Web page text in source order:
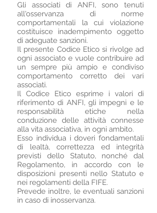
Gli associati di ANFI, sono tenuti
all'osservanza di norme
comportamentali la cui violazione
costituisce inadempimento oggetto
di adeguate sanzioni.
Il presente Codice Etico si rivolge ad
ogni associato e vuole contribuire ad
un sempre più ampio e condiviso
comportamento corretto dei vari
associati.
Il Codice Etico esprime i valori di
riferimento di ANFI, gli impegni e le
responsabilità etiche nella
conduzione delle attività connesse
alla vita associativa, in ogni ambito.
Esso individua i doveri fondamentali
di lealtà, correttezza ed integrità
previsti dello Statuto, nonché dal
Regolamento, in accordo con le
disposizioni presenti nello Statuto e
nei regolamenti della FIFE.
Prevede inoltre, le eventuali sanzioni
in caso di inosservanza.